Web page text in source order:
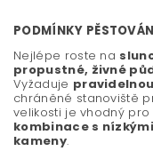
PODMÍNKY
Nejlépe roste na
propustné, živné
Vyžaduje
chráněné stanoviště
velikosti je vhodný pro
kombinace s
kameny.